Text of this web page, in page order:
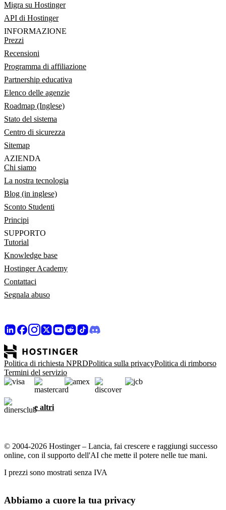
Migra su Hostinger
API di Hostinger
INFORMAZIONE
Prezzi
Recensioni
Programma di affiliazione
Partnership educativa
Elenco delle agenzie
Roadmap (Inglese)
Stato del sistema
Centro di sicurezza
Sitemap
AZIENDA
Chi siamo
La nostra tecnologia
Blog (in inglese)
Sconto Studenti
Principi
SUPPORTO
Tutorial
Knowledge base
Hostinger Academy
Contattaci
Segnala abuso
Politica di richiesta NPRDPolitica sulla privacyPolitica di rimborso
Termini del servizio
e altri
© 2004-2026 Hostinger – Lancia, fai crescere e raggiungi successo
online, con il supporto dell'AI che mette il potere nelle tue mani.
I prezzi sono mostrati senza IVA
Abbiamo a cuore la tua privacy